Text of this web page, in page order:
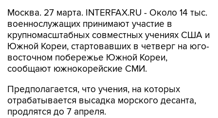
Москва. 27 марта. INTERFAX.RU - Около 14 тыс.
военнослужащих принимают участие в
крупномасштабных совместных учениях США и
Южной Кореи, стартовавших в четверг на юго-
восточном побережье Южной Кореи,
сообщают южнокорейские СМИ.
Предполагается, что учения, на которых
отрабатывается высадка морского десанта,
продлятся до 7 апреля.